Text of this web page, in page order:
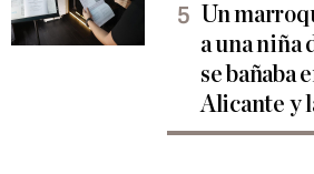
Un
a una niña
se bañaba
Alicante y